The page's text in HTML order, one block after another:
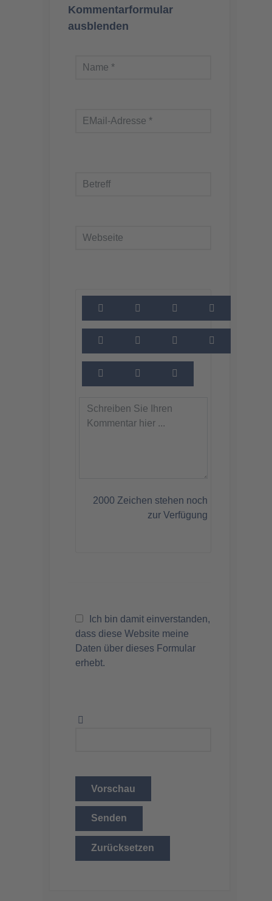
Kommentarformular
ausblenden
2000 Zeichen stehen noch
zur Verfügung
Ich bin damit einverstanden,
dass diese Website meine
Daten über dieses Formular
erhebt.
Vorschau
Senden
Zurücksetzen